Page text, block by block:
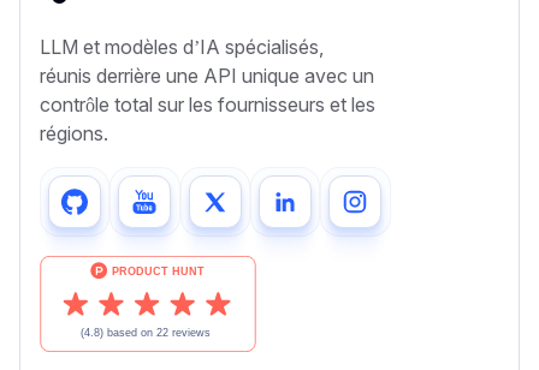
LLM et modèles d’IA spécialisés,
réunis derrière une API unique avec un
contrôle total sur les fournisseurs et les
régions.